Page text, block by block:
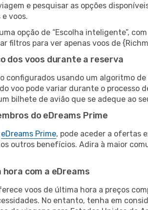
e pesquisar as opções
voos.
opção de “Escolha inteligente”,
filtros para ver apenas voos de
dos voos durante a reserva
configurados usando um algoritmo
voo pode variar durante o processo
bilhete de avião que se adeque ao
do eDreams Prime
eDreams Prime, pode aceder a ofertas
outros benefícios. Adira à maior
com a eDreams
voos de última hora a preços
No entanto, tenha em